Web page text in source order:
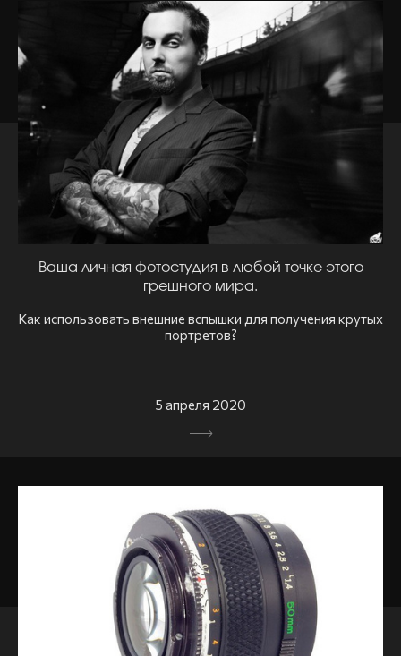
Ваша личная фотостудия в любой точке этого
грешного мира.
Как использовать внешние вспышки для получения крутых
портретов?
5 апреля 2020